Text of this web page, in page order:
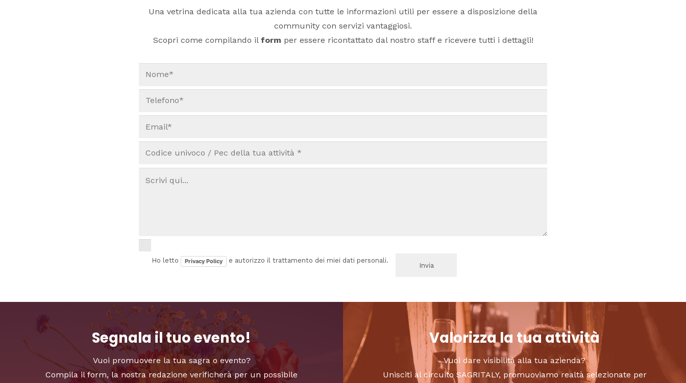
Una vetrina dedicata alla tua azienda con tutte le informazioni utili per essere a disposizione della
community con servizi vantaggiosi.
Scopri come compilando il form per essere ricontattato dal nostro staff e ricevere tutti i dettagli!
Ho letto Privacy Policy e autorizzo il trattamento dei miei dati personali.
Segnala il tuo evento!
Vuoi promuovere la tua sagra o evento?
Compila il form, la nostra redazione verificherà per un possibile
Valorizza la tua attività
Vuoi dare visibilità alla tua azienda?
Unisciti al circuito SAGRITALY, promuoviamo realtà selezionate per